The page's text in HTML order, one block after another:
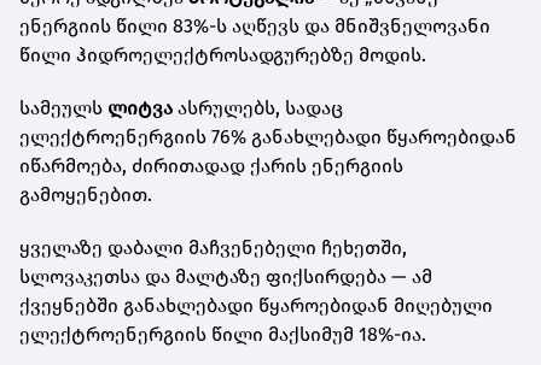
ენერგიის წილი 83%-ს აღწევს და მნიშვნელოვანი
წილი ჰიდროელექტროსადგურებზე მოდის.
სამეულს ლიტვა ასრულებს, სადაც
ელექტროენერგიის 76% განახლებადი წყაროებიდან
იწარმოება, ძირითადად ქარის ენერგიის
გამოყენებით.
ყველაზე დაბალი მაჩვენებელი ჩეხეთში,
სლოვაკეთსა და მალტაზე ფიქსირდება — ამ
ქვეყნებში განახლებადი წყაროებიდან მიღებული
ელექტროენერგიის წილი მაქსიმუმ 18%-ია.